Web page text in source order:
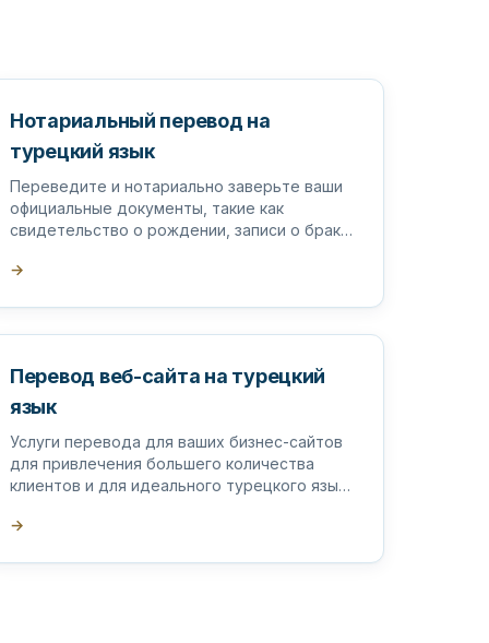
Нотариальный перевод на
турецкий язык
Переведите и нотариально заверьте ваши
официальные документы, такие как
свидетельство о рождении, записи о браке,
в Турции.
→
Перевод веб-сайта на турецкий
язык
Услуги перевода для ваших бизнес-сайтов
для привлечения большего количества
клиентов и для идеального турецкого языка
→